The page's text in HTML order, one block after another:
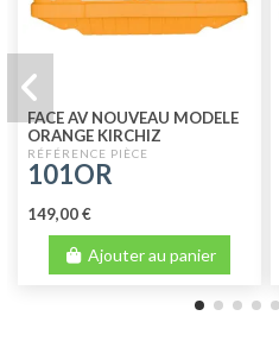
FACE AV NOUVEAU MODELE
ORANGE KIRCHIZ
101OR
149,00 €
Ajouter au panier